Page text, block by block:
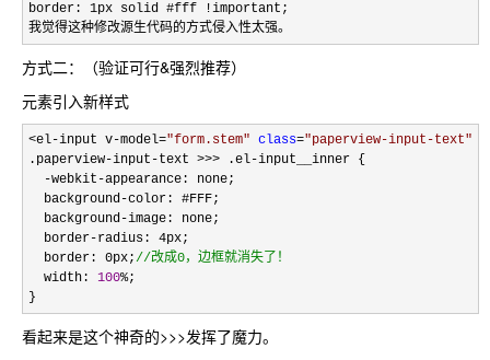
border: 1px solid #fff
!important;
我觉得这种修改源生代码的方式侵入性太强。
方式二：（验证可行&强烈推荐）
元素引入新样式
<el-input v-model="form.stem" class="paperview-input-text"
.paperview-input-text >>> .el-input__inner {
-webkit-appearance: none;
  background
-color: #FFF;
  background
-image: none;
  border
-radius: 4px;
  border: 0px;
//改成0，边框就消失了！
  width:
100%;
}
看起来是这个神奇的>>>发挥了魔力。